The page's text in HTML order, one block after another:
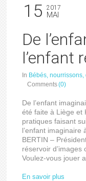
15 2017
MAI
De
l’enfant
In Bébés, nourrissons,
Comments(0)
De l’enfant
été faite à Liège et
pratiques faisant
l’enfant imaginaire
BERTIN –
réservoir d’images
Voulez-vous jouer
En savoir plus